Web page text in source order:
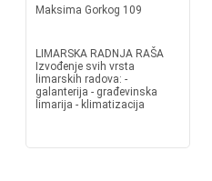
Maksima Gorkog 109
LIMARSKA RADNJA RAŠA
Izvođenje svih vrsta
limarskih radova: -
galanterija - građevinska
limarija - klimatizacija